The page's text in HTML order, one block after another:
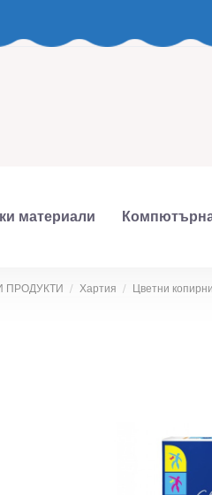
материали
ПРОДУКТИ Хартия Цветни